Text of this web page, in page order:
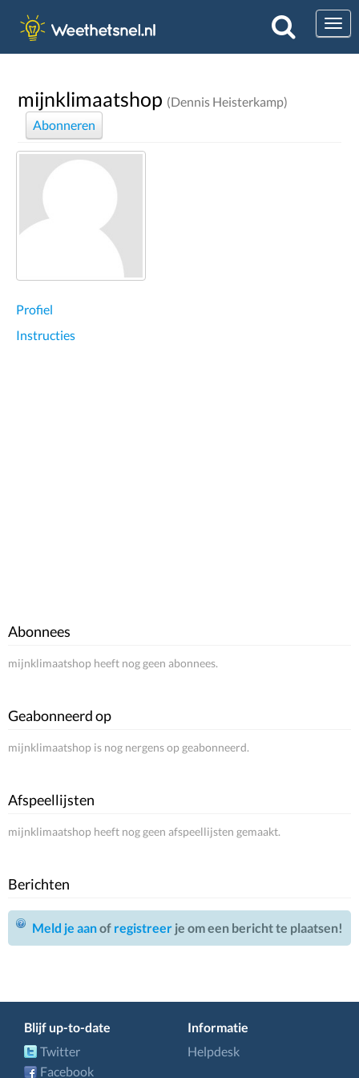
mijnklimaatshop (Dennis Heisterkamp)
Abonneren
Profiel
Instructies
Abonnees
mijnklimaatshop heeft nog geen abonnees.
Geabonneerd op
mijnklimaatshop is nog nergens op geabonneerd.
Afspeellijsten
mijnklimaatshop heeft nog geen afspeellijsten gemaakt.
Berichten
Meld je aanof registreer je om een bericht te plaatsen!
Blijf up-to-date
Twitter
Facebook
Informatie
Helpdesk